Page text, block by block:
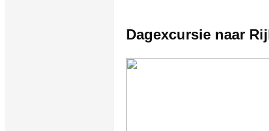
Dagexcursie naar